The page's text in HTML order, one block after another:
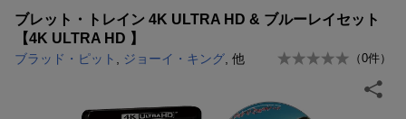
ブレット・トレイン 4K ULTRA HD & ブルーレイセット
【4K ULTRA HD 】
ブラッド・ピット ジョーイ・キング , 他 （0件）